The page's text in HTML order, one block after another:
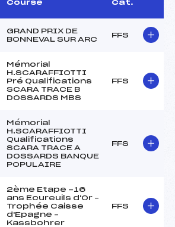
Course Cat.
GRAND PRIX DE
BONNEVAL SUR ARC
FFS
Mémorial
H.SCARAFFIOTTI
Pré Qualifications
SCARA TRACE B
DOSSARDS MBS
FFS
Mémorial
H.SCARAFFIOTTI
Qualifications
SCARA TRACE A
DOSSARDS BANQUE
POPULAIRE
FFS
2ème Etape -16
ans Ecureuils d'Or –
Trophée Caisse
d'Epagne –
Kassbohrer
FFS